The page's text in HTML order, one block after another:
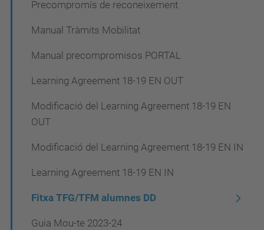
Precompromís de reconeixement
Manual Tràmits Mobilitat
Manual precompromisos PORTAL
Learning Agreement 18-19 EN OUT
Modificació del Learning Agreement 18-19 EN
OUT
Modificació del Learning Agreement 18-19 EN IN
Learning Agreement 18-19 EN IN
Fitxa TFG/TFM alumnes DD
Guia Mou-te 2023-24